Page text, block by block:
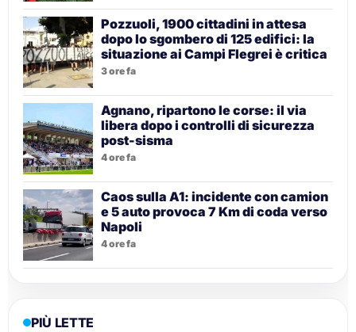
Pozzuoli, 1900 cittadini in attesa
dopo lo sgombero di 125 edifici: la
situazione ai Campi Flegrei è critica
3 ore fa
Agnano, ripartono le corse: il via
libera dopo i controlli di sicurezza
post-sisma
4 ore fa
Caos sulla A1: incidente con camion
e 5 auto provoca 7 Km di coda verso
Napoli
4 ore fa
PIÙ LETTE